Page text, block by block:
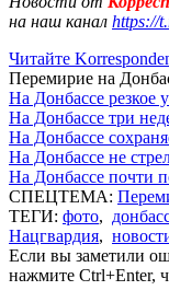
на наш канал https://
Читайте
Перемирие на
На Донбассе резкое
На Донбассе три
На Донбассе
На Донбассе не
На Донбассе почти
СПЕЦТЕМА:
ТЕГИ: фото,
Нацгвардия,
Если вы заметили
нажмите Ctrl+Enter,